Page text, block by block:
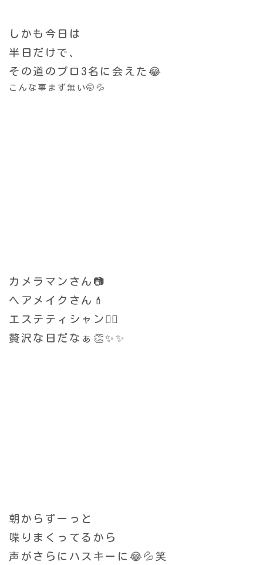
しかも今日は
半日だけで、
その道のプロ3名に会えた😂
こんな事まず無い🤭💦
カメラマンさん📷
ヘアメイクさん💄
エステティシャン💆‍♀️
贅沢な日だなぁ👏✨✨
朝からずーっと
喋りまくってるから
声がさらにハスキーに😂💦笑